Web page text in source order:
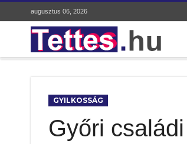
augusztus 06, 2026
GYILKOSSÁG
Győri